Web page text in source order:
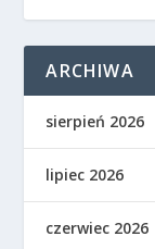
ARCHIWA
sierpień 2026
lipiec 2026
czerwiec 2026